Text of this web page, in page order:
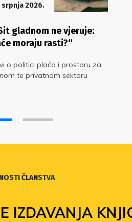
srpnja 2026.
gladnom ne vjeruje:
moraju rasti?“
o politici plaća i prostoru za
te privatnom sektoru
ČLANSTVA
IZDAVANJA